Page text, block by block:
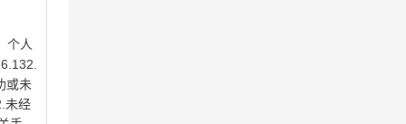
个人
或未
未经